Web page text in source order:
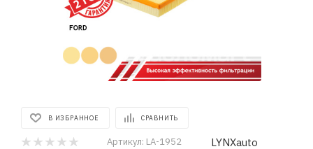
В ИЗБРАННОЕ СРАВНИТЬ
Артикул: LA-1952 LYNXauto